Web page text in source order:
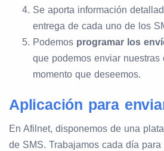
Se aporta información
entrega de cada uno de los
Podemos programar los
que podemos enviar nuestras
momento que deseemos.
Aplicación para
En Afilnet, disponemos de una
de SMS. Trabajamos cada día